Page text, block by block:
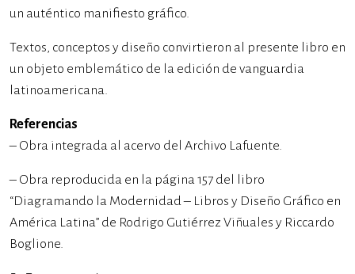
un auténtico manifiesto gráfico.
Textos, conceptos y diseño convirtieron al presente libro en
un objeto emblemático de la edición de vanguardia
latinoamericana.
Referencias
– Obra integrada al acervo del Archivo Lafuente.
– Obra reproducida en la página 157 del libro
“Diagramando la Modernidad – Libros y Diseño Gráfico en
América Latina” de Rodrigo Gutiérrez Viñuales y Riccardo
Boglione.